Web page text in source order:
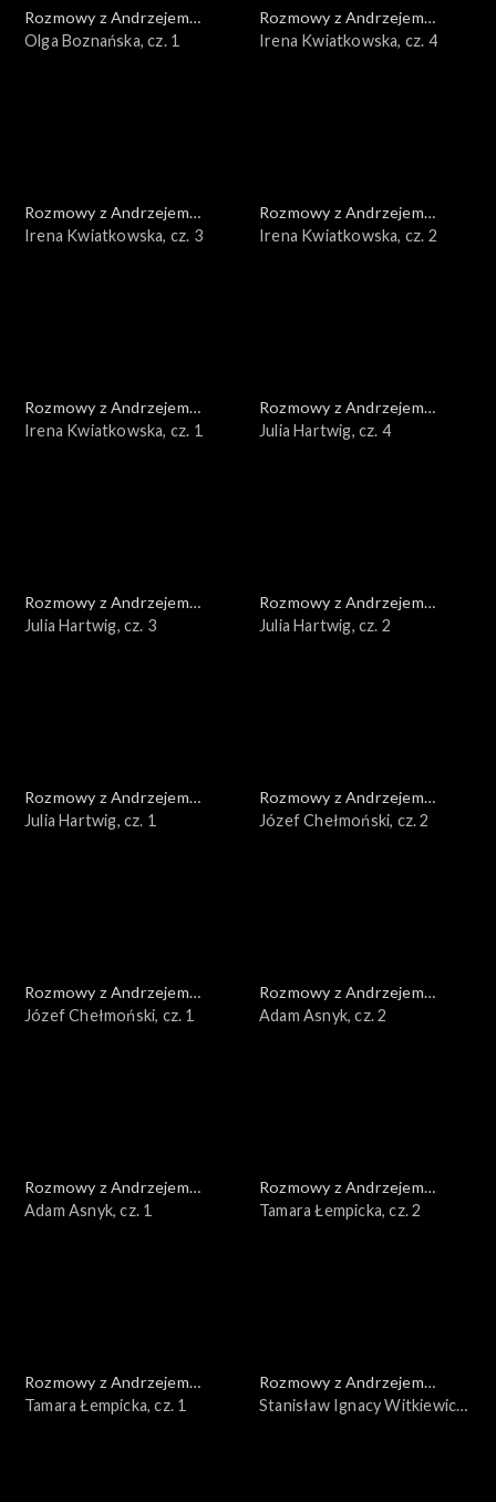
Rozmowy z Andrzejem
Doboszem
Olga Boznańska, cz. 1
Rozmowy z Andrzejem
Doboszem
Irena Kwiatkowska, cz. 4
Rozmowy z Andrzejem
Doboszem
Irena Kwiatkowska, cz. 3
Rozmowy z Andrzejem
Doboszem
Irena Kwiatkowska, cz. 2
Rozmowy z Andrzejem
Doboszem
Irena Kwiatkowska, cz. 1
Rozmowy z Andrzejem
Doboszem
Julia Hartwig, cz. 4
Rozmowy z Andrzejem
Doboszem
Julia Hartwig, cz. 3
Rozmowy z Andrzejem
Doboszem
Julia Hartwig, cz. 2
Rozmowy z Andrzejem
Doboszem
Julia Hartwig, cz. 1
Rozmowy z Andrzejem
Doboszem
Józef Chełmoński, cz. 2
Rozmowy z Andrzejem
Doboszem
Józef Chełmoński, cz. 1
Rozmowy z Andrzejem
Doboszem
Adam Asnyk, cz. 2
Rozmowy z Andrzejem
Doboszem
Adam Asnyk, cz. 1
Rozmowy z Andrzejem
Doboszem
Tamara Łempicka, cz. 2
Rozmowy z Andrzejem
Doboszem
Tamara Łempicka, cz. 1
Rozmowy z Andrzejem
Doboszem
Stanisław Ignacy Witkiewicz,